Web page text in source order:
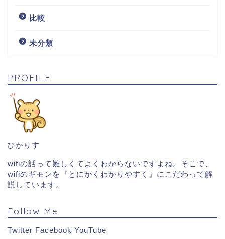
比較
未分類
PROFILE
ひかりす
wifiの話って難しくてよくわからないですよね。そこで、
wifiのギモンを『とにかくわかりやすく』にこだわって解
説しています。
Follow Me
Twitter Facebook YouTube